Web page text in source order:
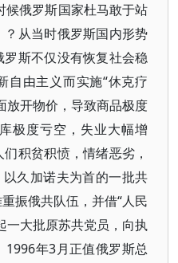
候俄罗斯国家杜马敢于站
从当时俄罗斯国内形势
斯不仅没有恢复社会稳
自由主义而实施“休克疗
放开物价，导致商品极度
极度亏空，失业大幅增
积贫积愤，情绪恶劣，
久加诺夫为首的一批共
振俄共队伍，并借“人民
一大批原苏共党员，向执
年3月正值俄罗斯总